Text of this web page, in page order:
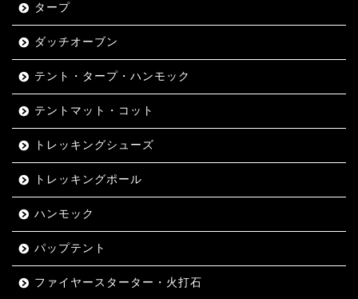
タープ
ダッチオーブン
テント・タープ・ハンモック
テントマット・コット
トレッキングシューズ
トレッキングポール
ハンモック
パップテント
ファイヤースターター・火打石